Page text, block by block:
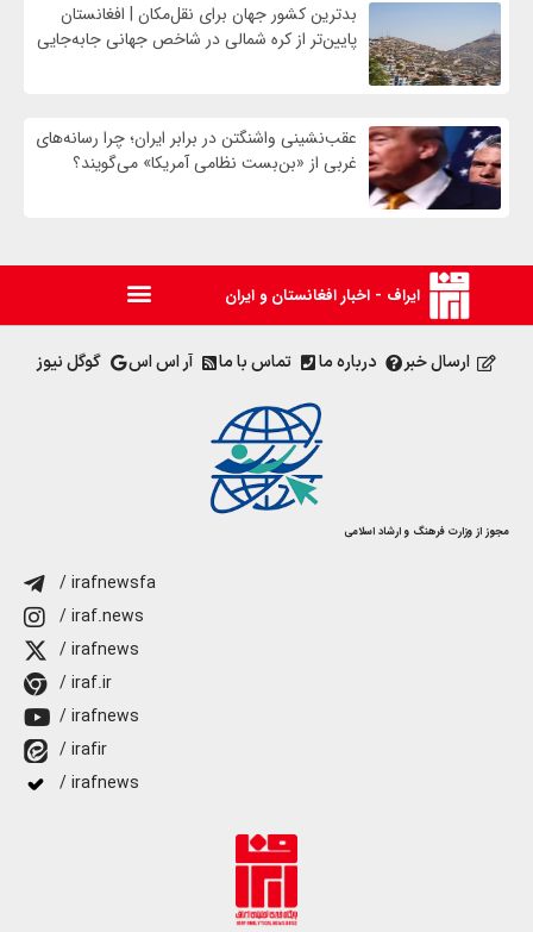
بدترین کشور جهان برای نقل‌مکان | افغانستان
پایین‌تر از کره شمالی در شاخص جهانی جابه‌جایی
عقب‌نشینی واشنگتن در برابر ایران؛ چرا رسانه‌های
غربی از «بن‌بست نظامی آمریکا» می‌گویند؟
ایراف - اخبار افغانستان و ایران
ارسال خبر درباره ما تماس با ما آر اس اس گوگل نیوز
مجوز از وزارت فرهنگ و ارشاد اسلامی
/ irafnewsfa
/ iraf.news
/ irafnews
/ iraf.ir
/ irafnews
/ irafir
/ irafnews